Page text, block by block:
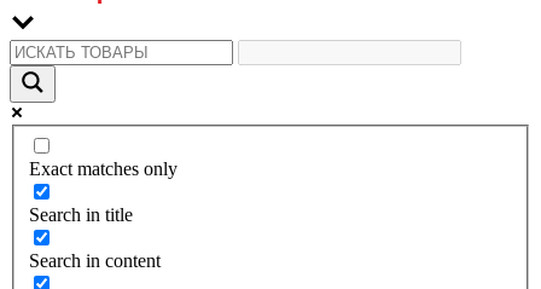
Exact matches only
Search in title
Search in content